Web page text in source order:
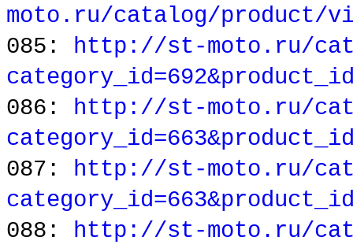
moto.ru/catalog/product/
085: http://st-moto.ru/
086: http://st-moto.ru/
087: http://st-moto.ru/
088: http://st-moto.ru/